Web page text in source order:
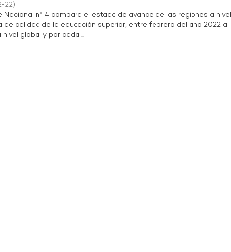
22)
Nacional n° 4 compara el estado de avance de las regiones a nivel
de calidad de la educación superior, entre febrero del año 2022 a
global y por cada ...